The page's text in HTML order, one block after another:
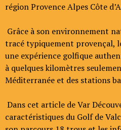
région Provence Alpes Côte
Grâce à son environnement
tracé typiquement provençal,
une expérience golfique
à quelques kilomètres
Méditerranée et des stations
Dans cet article de Var
caractéristiques du Golf de